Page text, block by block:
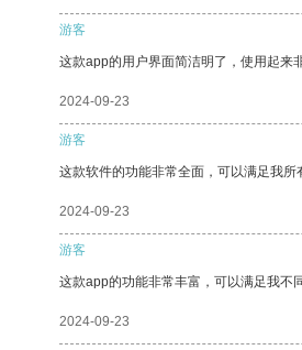
游客
这款app的用户界面简洁明了，使用起来
2024-09-23
游客
这款软件的功能非常全面，可以满足我所
2024-09-23
游客
这款app的功能非常丰富，可以满足我不
2024-09-23